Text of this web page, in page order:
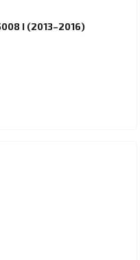
I (2013–2016)